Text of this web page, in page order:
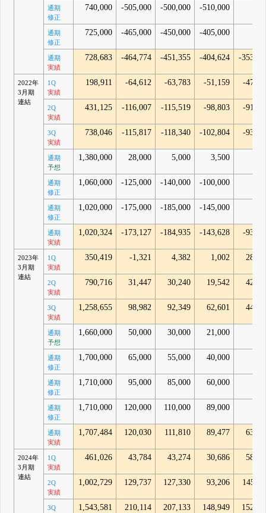
通期
修正
740,000 -505,000 -500,000 -510,000
通期
修正
725,000 -465,000 -450,000 -405,000
通期
実績
728,683 -464,774 -451,355 -404,624 -
2022年
3月期
連結
1Q
実績
198,911 -64,612 -63,783 -51,159 -
2Q
実績
431,125 -116,007 -115,519 -98,803 -
3Q
実績
738,046 -115,817 -118,340 -102,804 -
通期
予想
1,380,000 28,000 5,000 3,500
通期
修正
1,060,000 -125,000 -140,000 -100,000
通期
修正
1,020,000 -175,000 -185,000 -145,000
通期
実績
1,020,324 -173,127 -184,935 -143,628 -
2023年
3月期
連結
1Q
実績
350,419 -1,321 4,382 1,002
2Q
実績
790,716 31,447 30,240 19,542
3Q
実績
1,258,655 98,982 92,349 62,601
通期
予想
1,660,000 50,000 30,000 21,000
通期
修正
1,700,000 65,000 55,000 40,000
通期
修正
1,710,000 95,000 85,000 60,000
通期
修正
1,710,000 120,000 110,000 89,000
通期
実績
1,707,484 120,030 111,810 89,477
2024年
3月期
連結
1Q
実績
461,026 43,784 43,274 30,686
2Q
実績
1,002,729 129,737 127,330 93,206
3Q
1,543,581 210,114 207,133 148,949